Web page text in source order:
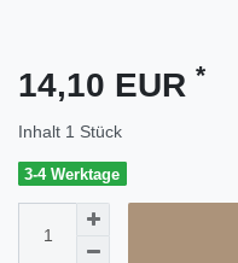
14,10 EUR *
Inhalt 1 Stück
3-4 Werktage